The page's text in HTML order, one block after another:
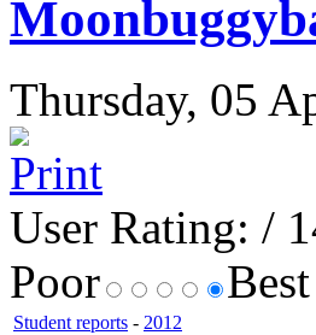
Thursday, 05
User Rating: /
Poor
Best
Student reports - 2012